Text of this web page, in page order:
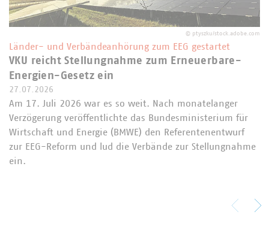
© ptyszku/stock.adobe.com
Länder- und Verbändeanhörung zum EEG gestartet
VKU reicht Stellungnahme zum Erneuerbare-
Energien-Gesetz ein
27.07.2026
Am 17. Juli 2026 war es so weit. Nach monatelanger
Verzögerung veröffentlichte das Bundesministerium für
Wirtschaft und Energie (BMWE) den Referentenentwurf
zur EEG-Reform und lud die Verbände zur Stellungnahme
ein.